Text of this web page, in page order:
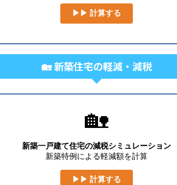
▶▶ 計算する
🏡 新築住宅の軽減・減税
🏡
新築一戸建て住宅の減税シミュレーション
新築特例による軽減額を計算
▶▶ 計算する